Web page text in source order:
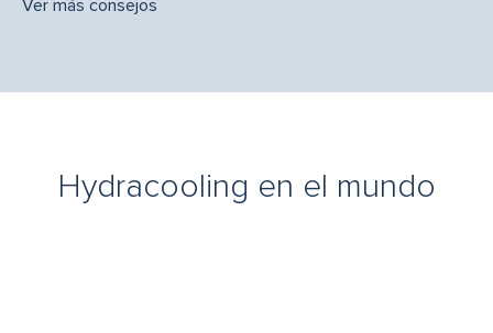
Ver más consejos
Hydracooling en el mundo